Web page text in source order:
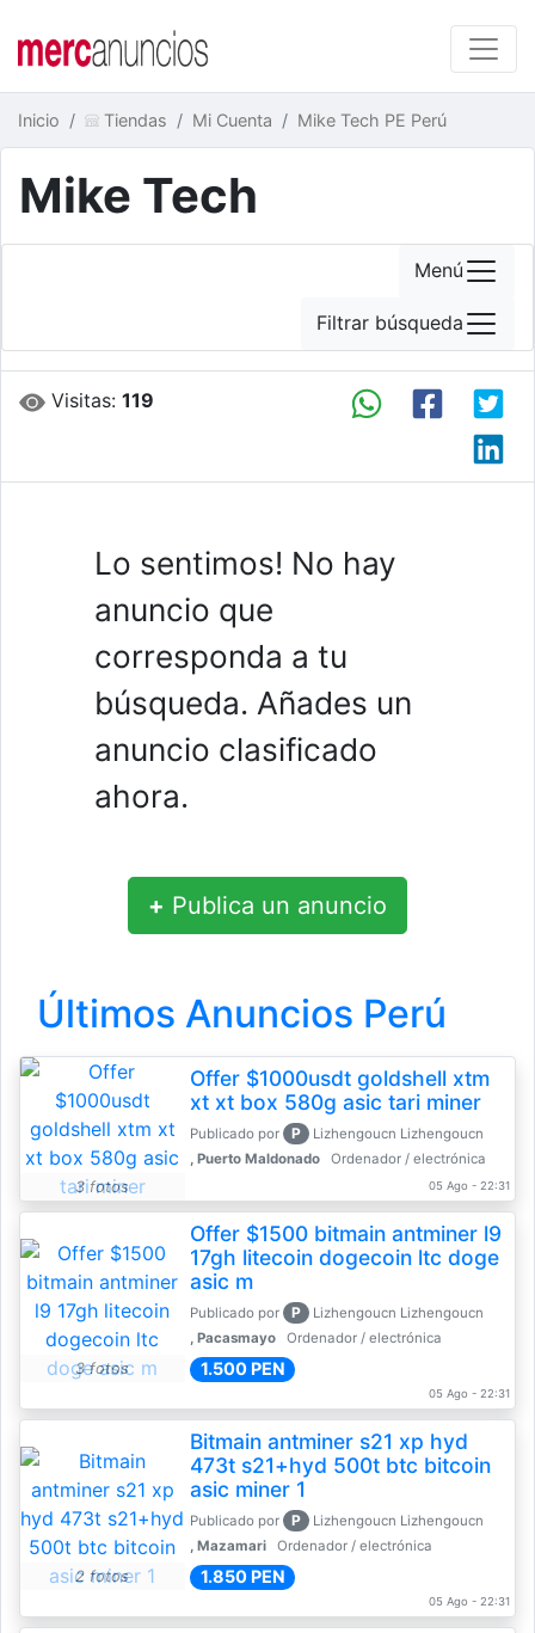
Inicio Tiendas Mi Cuenta Mike Tech PE Perú
Mike Tech
Visitas:119
Lo sentimos! No hay
anuncio que
corresponda a tu
búsqueda. Añades un
anuncio clasificado
ahora.
+ Publica un anuncio
Últimos Anuncios Perú
3 fotos
Offer $1000usdt goldshell xtm
xt xt box 580g asic tari miner
Publicado por P
Lizhengoucn Lizhengoucn
, Puerto Maldonado
Ordenador / electrónica
05 Ago - 22:31
3 fotos
Offer $1500 bitmain antminer l9
17gh litecoin dogecoin ltc doge
asic m
Publicado por P
Lizhengoucn Lizhengoucn
, Pacasmayo
Ordenador / electrónica
1.500 PEN
05 Ago - 22:31
2 fotos
Bitmain antminer s21 xp hyd
473t s21+hyd 500t btc bitcoin
asic miner 1
Publicado por P
Lizhengoucn Lizhengoucn
, Mazamari
Ordenador / electrónica
1.850 PEN
05 Ago - 22:31
Menú
Filtrar búsqueda